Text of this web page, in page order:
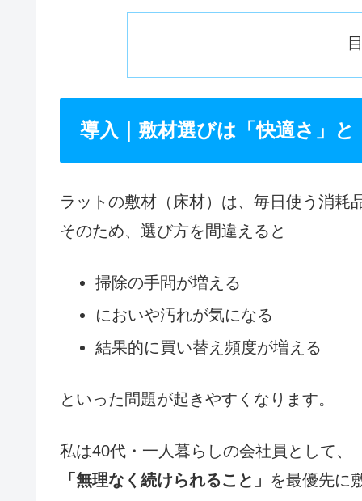
導入｜敷材選びは「快適さ」
ラットの敷材（床材）は、毎日使う消耗
そのため、選び方を間違えると
掃除の手間が増える
においや汚れが気になる
結果的に買い替え頻度が増える
といった問題が起きやすくなります。
私は40代・一人暮らしの会社員として、
「無理なく続けられること」 を最優先に